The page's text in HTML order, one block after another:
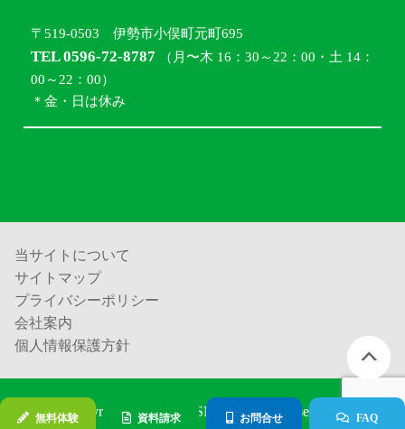
〒519-0503 伊勢市小俣町元町695
TEL 0596-72-8787 （月〜木 16：30～22：00・土 14：
00～22：00）
＊金・日は休み
当サイトについて
サイトマップ
プライバシーポリシー
会社案内
個人情報保護方針
Copyright (c) 進学塾ISM all rights reserved.
無料体験 資料請求 お問合せ FAQ